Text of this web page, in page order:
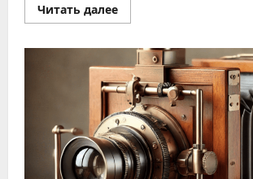
Читать далееПрочитать
больше
университет
1661
год
основания
–
исторические
факты
и
дискуссии